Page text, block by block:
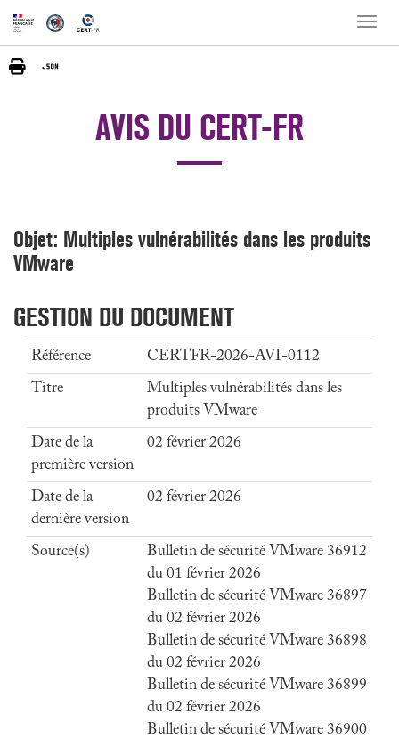
Toggle
AVIS DU CERT-FR
Objet: Multiples vulnérabilités dans les produits
VMware
GESTION DU DOCUMENT
Référence
CERTFR-2026-AVI-0112
Titre
Multiples vulnérabilités dans les
produits VMware
Date de la
première version
02 février 2026
Date de la
dernière version
02 février 2026
Source(s)
Bulletin de sécurité VMware 36912
du 01 février 2026
Bulletin de sécurité VMware 36897
du 02 février 2026
Bulletin de sécurité VMware 36898
du 02 février 2026
Bulletin de sécurité VMware 36899
du 02 février 2026
Bulletin de sécurité VMware 36900